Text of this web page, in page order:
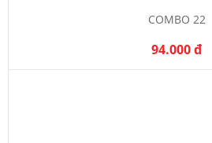
COMBO 22
94.000 đ